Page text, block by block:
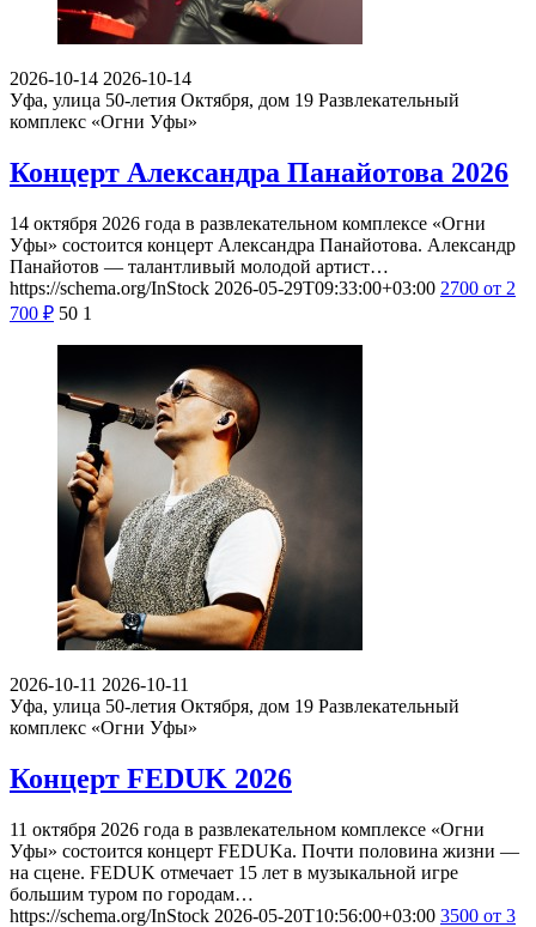
2026-10-14 2026-10-14
Уфа, улица 50-летия Октября, дом 19 Развлекательный
комплекс «Огни Уфы»
Концерт Александра Панайотова 2026
14 октября 2026 года в развлекательном комплексе «Огни
Уфы» состоится концерт Александра Панайотова. Александр
Панайотов — талантливый молодой артист…
https://schema.org/InStock 2026-05-29T09:33:00+03:00 2700 от 2
700 ₽ 50 1
2026-10-11 2026-10-11
Уфа, улица 50-летия Октября, дом 19 Развлекательный
комплекс «Огни Уфы»
Концерт FEDUK 2026
11 октября 2026 года в развлекательном комплексе «Огни
Уфы» состоится концерт FEDUKа. Почти половина жизни —
на сцене. FEDUK отмечает 15 лет в музыкальной игре
большим туром по городам…
https://schema.org/InStock 2026-05-20T10:56:00+03:00 3500 от 3